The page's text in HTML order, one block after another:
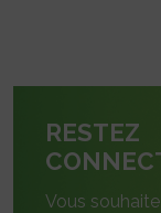
RESTEZ
Vous